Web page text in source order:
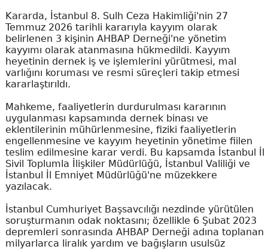
Kararda, İstanbul 8. Sulh Ceza Hakimliği'nin 27
Temmuz 2026 tarihli kararıyla kayyım olarak
belirlenen 3 kişinin AHBAP Derneği'ne yönetim
kayyımı olarak atanmasına hükmedildi. Kayyım
heyetinin dernek iş ve işlemlerini yürütmesi, mal
varlığını koruması ve resmi süreçleri takip etmesi
kararlaştırıldı.
Mahkeme, faaliyetlerin durdurulması kararının
uygulanması kapsamında dernek binası ve
eklentilerinin mühürlenmesine, fiziki faaliyetlerin
engellenmesine ve kayyım heyetinin yönetime fiilen
teslim edilmesine karar verdi. Bu kapsamda İstanbul İl
Sivil Toplumla İlişkiler Müdürlüğü, İstanbul Valiliği ve
İstanbul İl Emniyet Müdürlüğü'ne müzekkere
yazılacak.
İstanbul Cumhuriyet Başsavcılığı nezdinde yürütülen
soruşturmanın odak noktasını; özellikle 6 Şubat 2023
depremleri sonrasında AHBAP Derneği adına toplanan
milyarlarca liralık yardım ve bağışların usulsüz